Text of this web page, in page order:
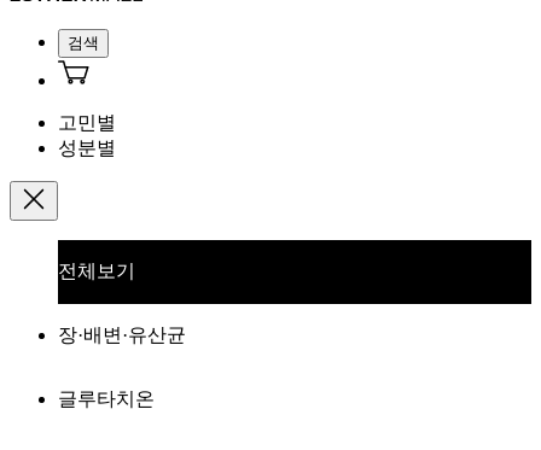
검색
고민별
성분별
전체보기
장·배변·유산균
글루타치온